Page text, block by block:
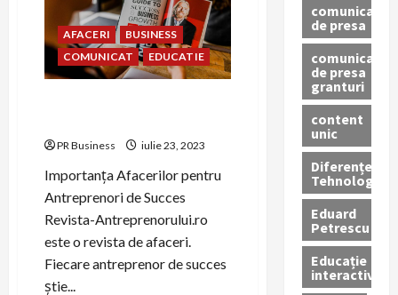
AFACERI
BUSINESS
COMUNICAT
EDUCATIE
PR Business iulie 23, 2023
Importanța Afacerilor pentru
Antreprenori de Succes
Revista-Antreprenorului.ro
este o revista de afaceri.
Fiecare antreprenor de succes
știe...
comunicate
de presa
comunicate
de presa
granturi
content
unic
Diferențe
Tehnologice
Eduard
Petrescu
Educație
interactivă